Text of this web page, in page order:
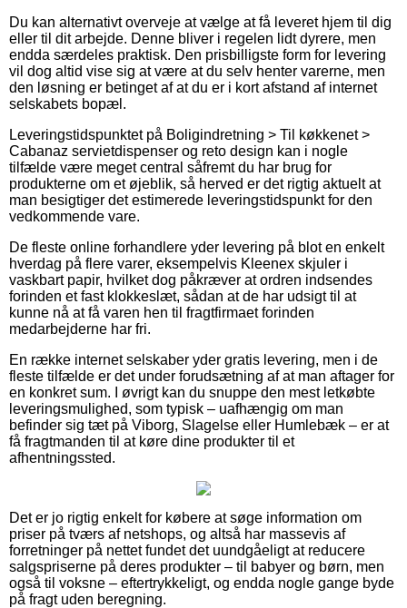
Du kan alternativt overveje at vælge at få leveret hjem til dig
eller til dit arbejde. Denne bliver i regelen lidt dyrere, men
endda særdeles praktisk. Den prisbilligste form for levering
vil dog altid vise sig at være at du selv henter varerne, men
den løsning er betinget af at du er i kort afstand af internet
selskabets bopæl.
Leveringstidspunktet på Boligindretning > Til køkkenet >
Cabanaz servietdispenser og reto design kan i nogle
tilfælde være meget central såfremt du har brug for
produkterne om et øjeblik, så herved er det rigtig aktuelt at
man besigtiger det estimerede leveringstidspunkt for den
vedkommende vare.
De fleste online forhandlere yder levering på blot en enkelt
hverdag på flere varer, eksempelvis Kleenex skjuler i
vaskbart papir, hvilket dog påkræver at ordren indsendes
forinden et fast klokkeslæt, sådan at de har udsigt til at
kunne nå at få varen hen til fragtfirmaet forinden
medarbejderne har fri.
En række internet selskaber yder gratis levering, men i de
fleste tilfælde er det under forudsætning af at man aftager for
en konkret sum. I øvrigt kan du snuppe den mest letkøbte
leveringsmulighed, som typisk – uafhængig om man
befinder sig tæt på Viborg, Slagelse eller Humlebæk – er at
få fragtmanden til at køre dine produkter til et
afhentningssted.
Det er jo rigtig enkelt for købere at søge information om
priser på tværs af netshops, og altså har massevis af
forretninger på nettet fundet det uundgåeligt at reducere
salgspriserne på deres produkter – til babyer og børn, men
også til voksne – eftertrykkeligt, og endda nogle gange byde
på fragt uden beregning.